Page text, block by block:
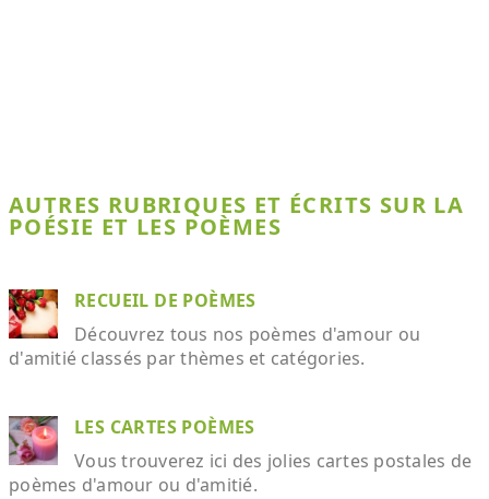
AUTRES RUBRIQUES ET ÉCRITS SUR LA
POÉSIE ET LES POÈMES
RECUEIL DE POÈMES
Découvrez tous nos poèmes d'amour ou
d'amitié classés par thèmes et catégories.
LES CARTES POÈMES
Vous trouverez ici des jolies cartes postales de
poèmes d'amour ou d'amitié.